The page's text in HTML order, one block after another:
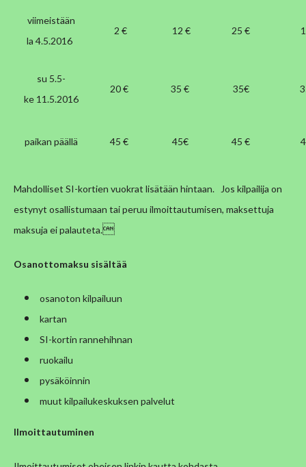
viimeistään
la 4.5.2016
2 € 12 € 25 €
su 5.5-
ke 11.5.2016
20 € 35 € 35€
paikan päällä 45 € 45€ 45 €
Mahdolliset SI-kortien vuokrat lisätään hintaan.
Jos kilpailija on
estynyt osallistumaan tai peruu ilmoittautumisen, maksettuja
maksuja ei palauteta.
Osanottomaksu sisältää
osanoton kilpailuun
kartan
SI-kortin rannehihnan
ruokailu
pysäköinnin
muut kilpailukeskuksen palvelut
Ilmoittautuminen